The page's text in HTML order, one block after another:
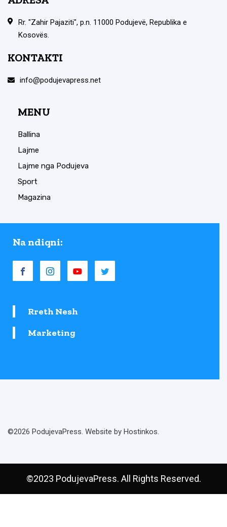
Rr. "Zahir Pajaziti", p.n. 11000 Podujevë, Republika e
Kosovës.
KONTAKTI
info@podujevapress.net
MENU
Ballina
Lajme
Lajme nga Podujeva
Sport
Magazina
Na ndiqni:
Rreth Nesh
Marketing
©2026 PodujevaPress. Website by Hostinkos.
©2023 PodujevaPress. All Rights Reserved.